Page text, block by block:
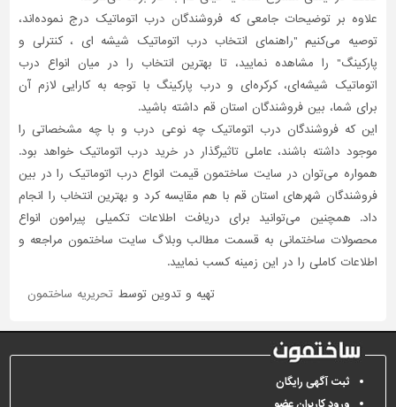
علاوه بر توضیحات جامعی که فروشندگان درب اتوماتیک درج نموده‌اند،
توصیه می‌کنیم "راهنمای انتخاب درب اتوماتیک شیشه ای ، کنترلی و
پارکینگ" را مشاهده نمایید، تا بهترین انتخاب را در میان انواع درب
اتوماتیک شیشه‌ای، کرکره‌ای و درب پارکینگ با توجه به کارایی لازم آن
برای شما، بین فروشندگان استان قم داشته باشید.
این که فروشندگان درب اتوماتیک چه نوعی درب و با چه مشخصاتی را
موجود داشته باشند، عاملی تاثیر‌گذار در خرید درب اتوماتیک خواهد بود.
همواره می‌توان در سایت ساختمون قیمت انواع درب اتوماتیک را در بین
فروشندگان شهرهای استان قم با هم مقایسه کرد و بهترین انتخاب را انجام
داد. همچنین می‌توانید برای دریافت اطلاعات تکمیلی پیرامون انواع
محصولات ساختمانی به قسمت مطالب وبلاگ سایت ساختمون مراجعه و
اطلاعات کاملی را در این زمینه کسب نمایید.
تهیه و تدوین توسط تحریریه ساختمون
ثبت آگهی رایگان